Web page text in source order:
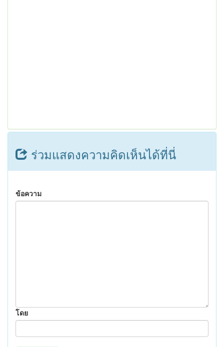
ร่วมแสดงความคิดเห็นได้ที่นี่
ข้อความ
โดย